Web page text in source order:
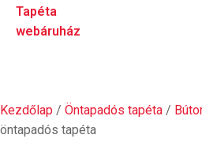
Tapéta
webáruház
Kezdőlap / Öntapadós tapéta /
öntapadós tapéta